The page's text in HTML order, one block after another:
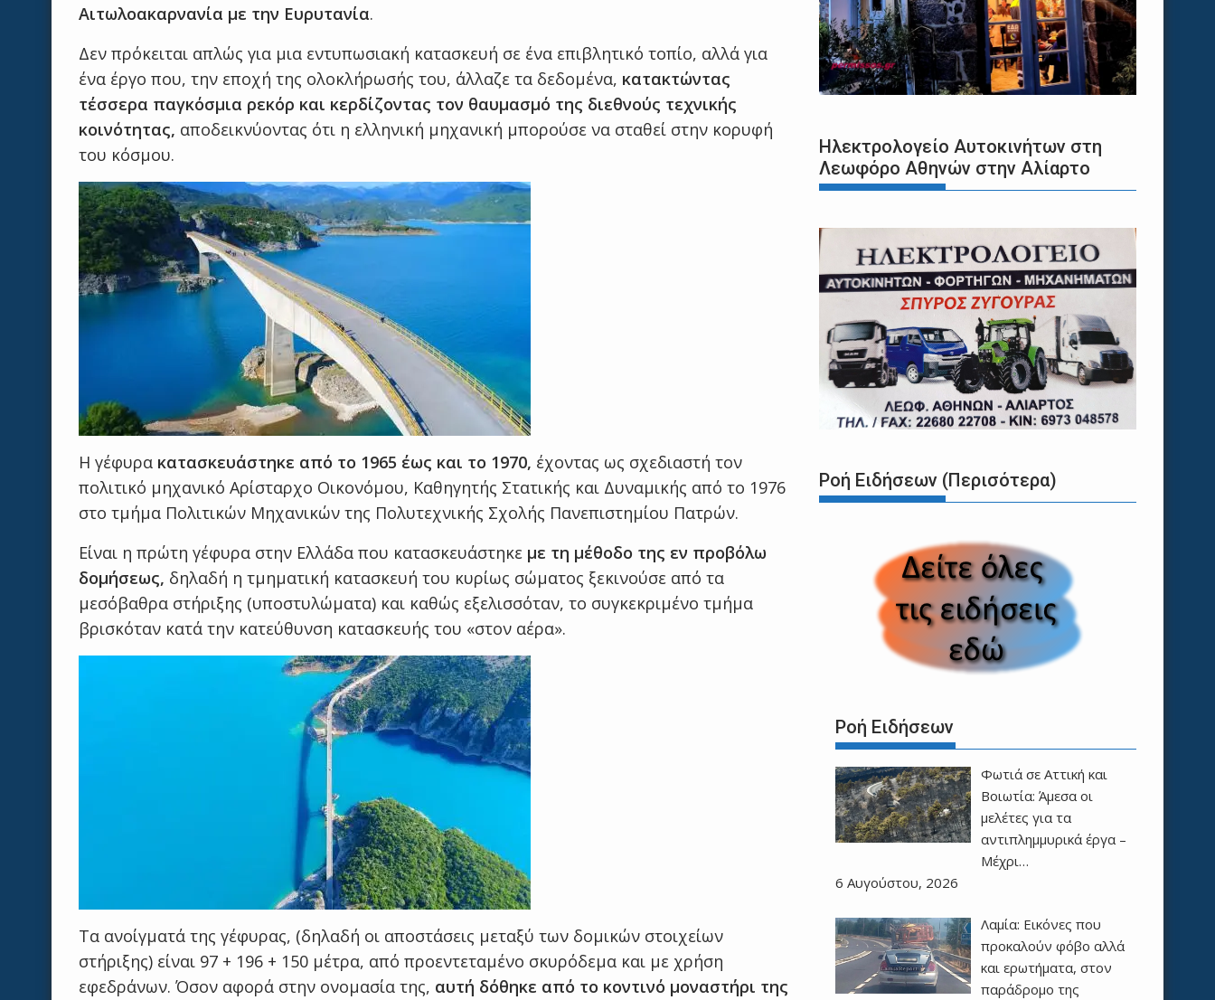
Αιτωλοακαρνανία με την Ευρυτανία.
Δεν πρόκειται απλώς για μια εντυπωσιακή κατασκευή σε ένα επιβλητικό τοπίο, αλλά για
ένα έργο που, την εποχή της ολοκλήρωσής του, άλλαζε τα δεδομένα, κατακτώντας
τέσσερα παγκόσμια ρεκόρ και κερδίζοντας τον θαυμασμό της διεθνούς τεχνικής
κοινότητας, αποδεικνύοντας ότι η ελληνική μηχανική μπορούσε να σταθεί στην κορυφή
του κόσμου.
Η γέφυρα κατασκευάστηκε από το 1965 έως και το 1970, έχοντας ως σχεδιαστή τον
πολιτικό μηχανικό Αρίσταρχο Οικονόμου, Καθηγητής Στατικής και Δυναμικής από το 1976
στο τμήμα Πολιτικών Μηχανικών της Πολυτεχνικής Σχολής Πανεπιστημίου Πατρών.
Είναι η πρώτη γέφυρα στην Ελλάδα που κατασκευάστηκε με τη μέθοδο της εν προβόλω
δομήσεως, δηλαδή η τμηματική κατασκευή του κυρίως σώματος ξεκινούσε από τα
μεσόβαθρα στήριξης (υποστυλώματα) και καθώς εξελισσόταν, το συγκεκριμένο τμήμα
βρισκόταν κατά την κατεύθυνση κατασκευής του «στον αέρα».
Τα ανοίγματά της γέφυρας, (δηλαδή οι αποστάσεις μεταξύ των δομικών στοιχείων
στήριξης) είναι 97 + 196 + 150 μέτρα, από προεντεταμένο σκυρόδεμα και με χρήση
εφεδράνων. Όσον αφορά στην ονομασία της, αυτή δόθηκε από το κοντινό μοναστήρι της
Ηλεκτρολογείο Αυτοκινήτων στη
Λεωφόρο Αθηνών στην Αλίαρτο
Ροή Ειδήσεων (Περισότερα)
Ροή Ειδήσεων
Φωτιά σε Αττική και
Βοιωτία: Άμεσα οι
μελέτες για τα
αντιπλημμυρικά έργα –
Μέχρι…
6 Αυγούστου, 2026
Λαμία: Εικόνες που
προκαλούν φόβο αλλά
και ερωτήματα, στον
παράδρομο της